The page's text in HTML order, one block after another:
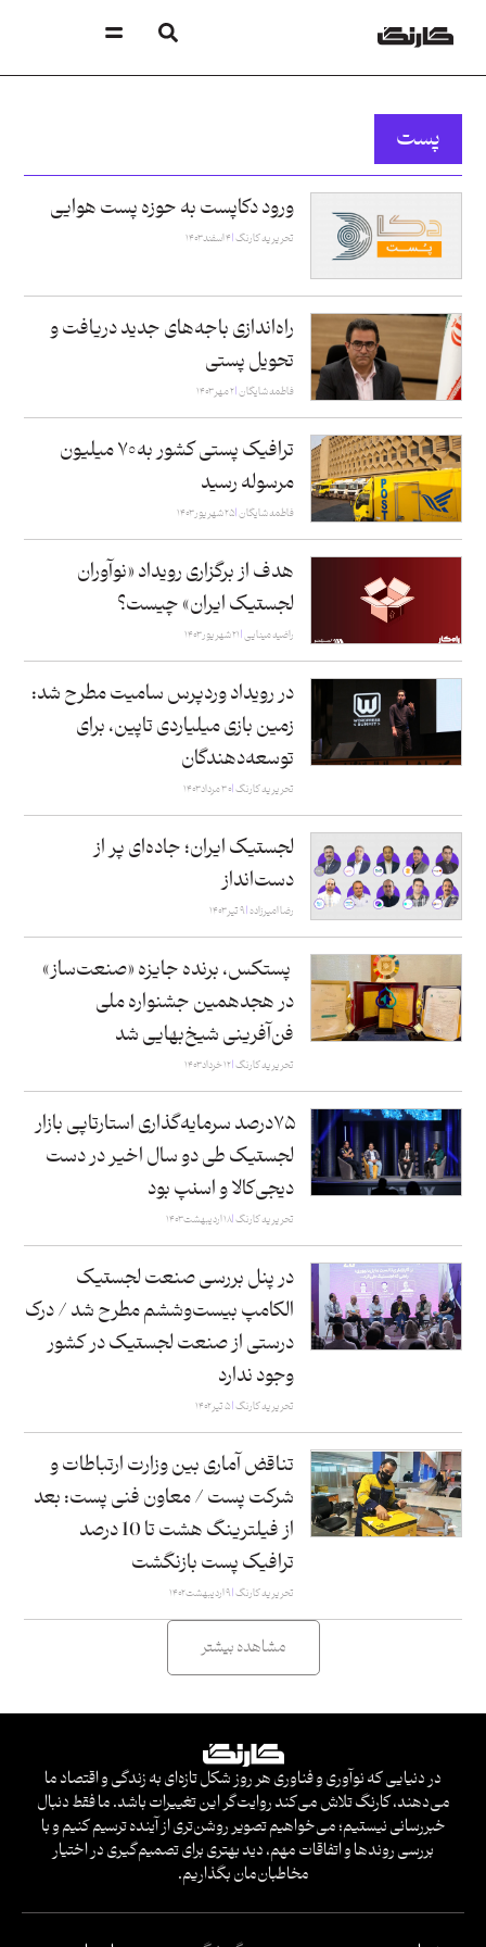
پست
ورود دکاپست به حوزه پست هوایی
تحریریه کارنگ ۴ اسفند ۱۴۰۳
راه‌اندازی باجه‌های جدید دریافت و
تحویل پستی
فاطمه شایگان ۲ مهر ۱۴۰۳
ترافیک پستی کشور به ۷۰ میلیون
مرسوله رسید
فاطمه شایگان ۲۵ شهریور ۱۴۰۳
هدف از برگزاری رویداد «نوآوران
لجستیک ایران» چیست؟
راضیه مینایی ۲۱ شهریور ۱۴۰۳
در رویداد وردپرس سامیت مطرح شد:
زمین بازی میلیاردی تاپین، برای
توسعه‌دهندگان
تحریریه کارنگ ۳۰ مرداد ۱۴۰۳
لجستیک ایران؛ جاده‌ای پر از
دست‌انداز
رضا امیرزاده ۹ تیر ۱۴۰۳
پستکس، برنده جایزه «صنعت‌ساز»
در هجدهمین جشنواره ملی
فن‌آفرینی شیخ‌بهایی شد
تحریریه کارنگ ۱۲ خرداد ۱۴۰۳
۷۵درصد سرمایه‌گذاری استارتاپی بازار
لجستیک طی دو سال اخیر در دست
دیجی‌کالا و اسنپ بود
تحریریه کارنگ ۱۸ اردیبهشت ۱۴۰۳
در پنل بررسی صنعت لجستیک
الکامپ بیست‌وششم مطرح شد / درک
درستی از صنعت لجستیک در کشور
وجود ندارد
تحریریه کارنگ ۵ تیر ۱۴۰۲
تناقض آماری بین وزارت ارتباطات و
شرکت پست / معاون فنی پست: بعد
از فیلترینگ هشت تا 10 درصد
ترافیک پست بازنگشت
تحریریه کارنگ ۹ اردیبهشت ۱۴۰۲
مشاهده بیشتر
در دنیایی که نوآوری و فناوری هر روز شکل تازه‌ای به زندگی و اقتصاد ما
می‌دهند، کارنگ تلاش می‌کند روایت‌گر این تغییرات باشد. ما فقط دنبال
خبررسانی نیستیم؛ می‌خواهیم تصویر روشن‌تری از آینده ترسیم کنیم و با
بررسی روندها و اتفاقات مهم، دید بهتری برای تصمیم‌گیری در اختیار
مخاطبان‌مان بگذاریم.